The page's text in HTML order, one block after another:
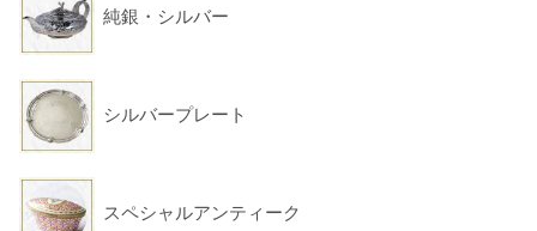
純銀・シルバー
シルバープレート
スペシャルアンティーク